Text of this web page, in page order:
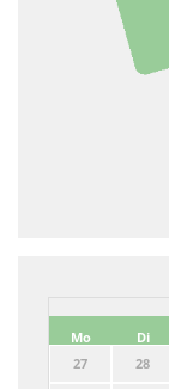
Mo
Di
27
28